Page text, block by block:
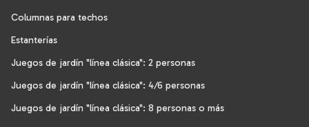
Columnas para techos
Estanterías
Juegos de jardín "línea clásica": 2 personas
Juegos de jardín "línea clásica": 4/6 personas
Juegos de jardín "línea clásica": 8 personas o más